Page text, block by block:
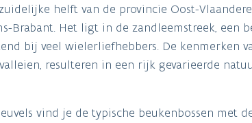
helft van de provincie Oost-
Brabant. Het ligt in de zandleemstreek, een
bij veel wielerliefhebbers. De kenmerken
resulteren in een rijk gevarieerde
vind je de typische beukenbossen met